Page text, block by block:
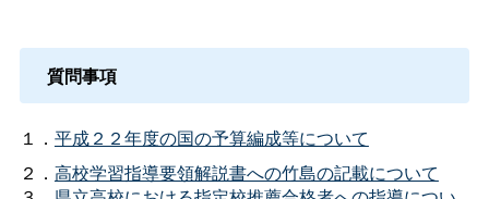
質問事項
１． 平成２２年度の国の予算編成等について
２． 高校学習指導要領解説書への竹島の記載について